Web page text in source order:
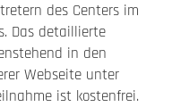
des Centers im
Das detaillierte
in den
Webseite unter
ist kostenfrei.